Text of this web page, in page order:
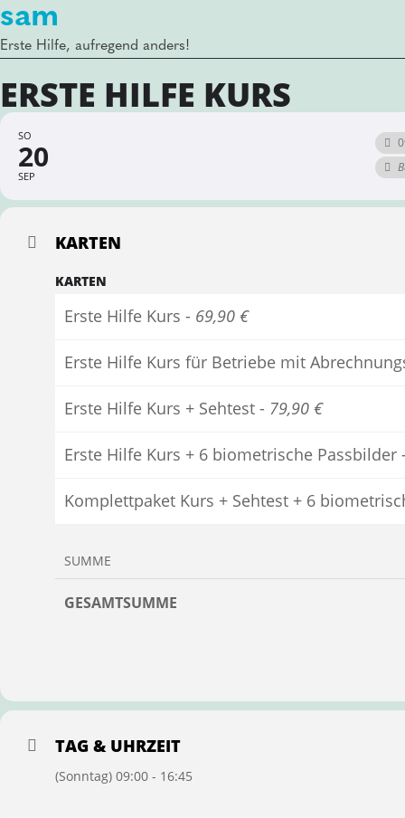
sam
Erste Hilfe, aufregend anders!
ERSTE HILFE KURS
SO
20
SEP
KARTEN
KARTEN
Erste Hilfe Kurs - 69,90 €
Erste Hilfe Kurs für Betriebe mit
Erste Hilfe Kurs + Sehtest - 79,90 €
Erste Hilfe Kurs + 6 biometrische Passbilder
Komplettpaket Kurs + Sehtest + 6
SUMME
GESAMTSUMME
TAG & UHRZEIT
(Sonntag) 09:00 - 16:45